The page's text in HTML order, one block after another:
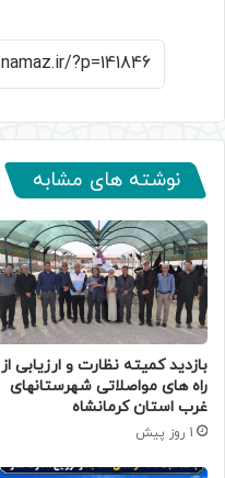
نوشته های مشابه
بازدید کمیته نظارت و ارزیابی از
راه های مواصلاتی شهرستانهای
غرب استان کرمانشاه
1 روز پیش